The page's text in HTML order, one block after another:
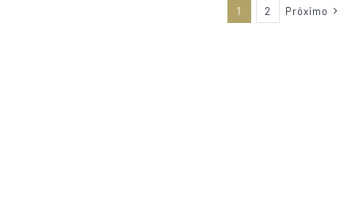
1 2 Próximo